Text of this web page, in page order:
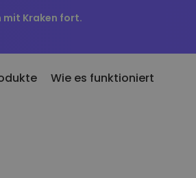
Kraken fort.
Wie es funktioniert